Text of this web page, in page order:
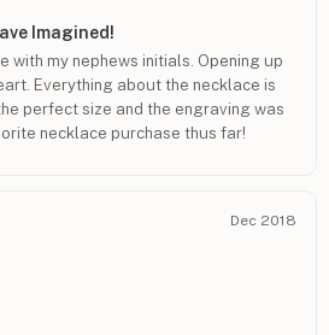
Imagined!
with my nephews initials. Opening up
Everything about the necklace is
perfect size and the engraving was
necklace purchase thus far!
Dec 2018